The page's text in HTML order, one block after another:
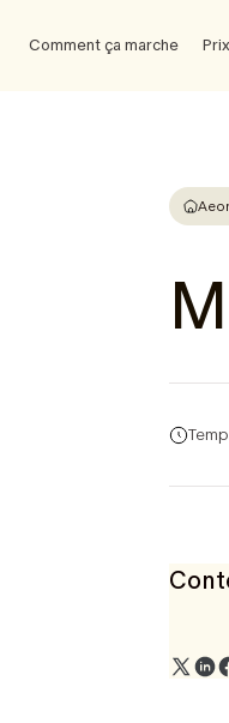
Comment ça marche Prix